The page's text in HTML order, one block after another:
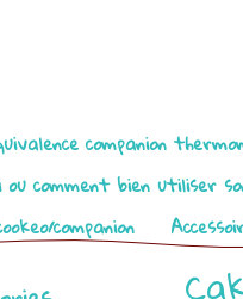
companion
ou comment bien utiliser
companion